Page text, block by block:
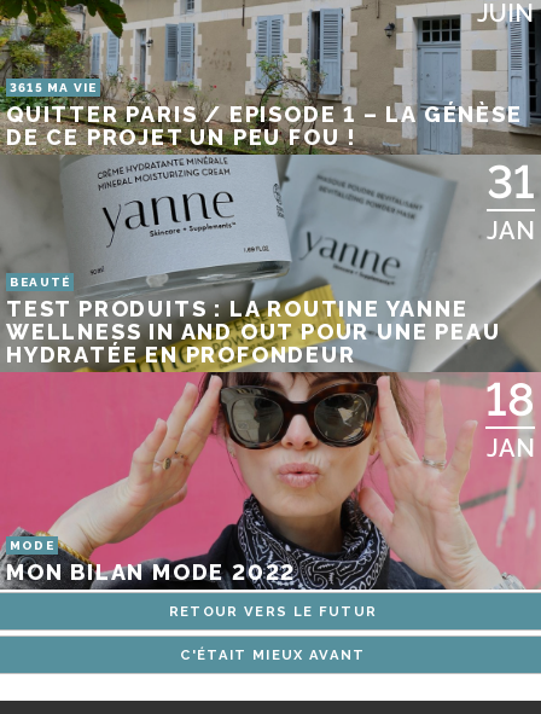
JUIN
3615 MA VIE
QUITTER PARIS / EPISODE 1 – LA GÉNÈSE
DE CE PROJET UN PEU FOU !
31
JAN
BEAUTÉ
TEST PRODUITS : LA ROUTINE YANNE
WELLNESS IN AND OUT POUR UNE PEAU
HYDRATÉE EN PROFONDEUR
18
JAN
MODE
MON BILAN MODE 2022
RETOUR VERS LE FUTUR
C'ÉTAIT MIEUX AVANT